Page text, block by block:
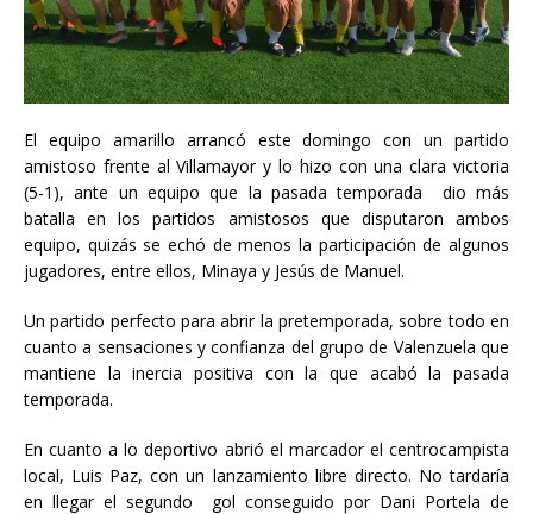
El equipo amarillo arrancó este domingo con un partido
amistoso frente al Villamayor y lo hizo con una clara victoria
(5-1), ante un equipo que la pasada temporada dio más
batalla en los partidos amistosos que disputaron ambos
equipo, quizás se echó de menos la participación de algunos
jugadores, entre ellos, Minaya y Jesús de Manuel.
Un partido perfecto para abrir la pretemporada, sobre todo en
cuanto a sensaciones y confianza del grupo de Valenzuela que
mantiene la inercia positiva con la que acabó la pasada
temporada.
En cuanto a lo deportivo abrió el marcador el centrocampista
local, Luis Paz, con un lanzamiento libre directo. No tardaría
en llegar el segundo gol conseguido por Dani Portela de